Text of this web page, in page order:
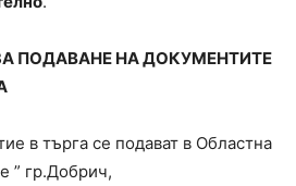
ПОДАВАНЕ НА ДОКУМЕНТИТЕ
в търга се подават в Областна
” гр.Добрич,